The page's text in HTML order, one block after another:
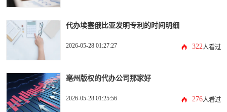
代办埃塞俄比亚发明专利的时间明细
2026-05-28 01:27:27 322人看过
亳州版权的代办公司那家好
2026-05-28 01:25:56 276人看过